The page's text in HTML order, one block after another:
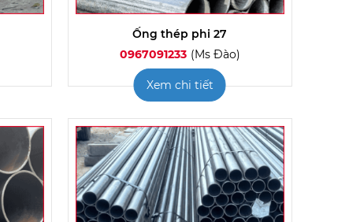
Ống thép phi 27
0967091233 (Ms Đào)
Xem chi tiết